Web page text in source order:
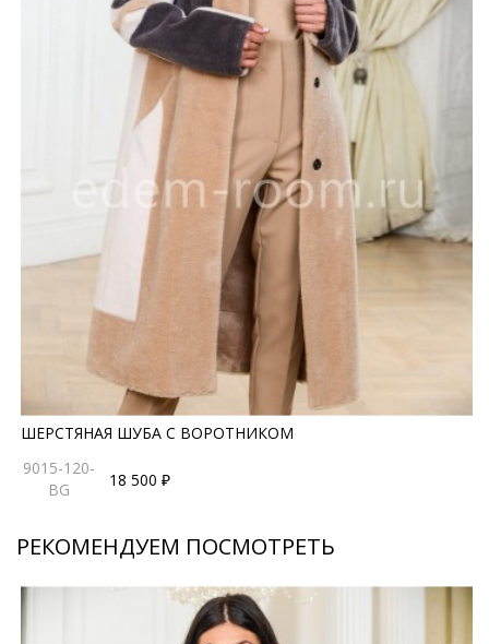
ШЕРСТЯНАЯ ШУБА С ВОРОТНИКОМ
9015-120-
BG
18 500 ₽
РЕКОМЕНДУЕМ ПОСМОТРЕТЬ